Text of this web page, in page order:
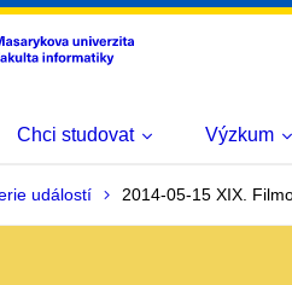
Chci studovat Výzkum
událostí 2014-05-15 XIX.